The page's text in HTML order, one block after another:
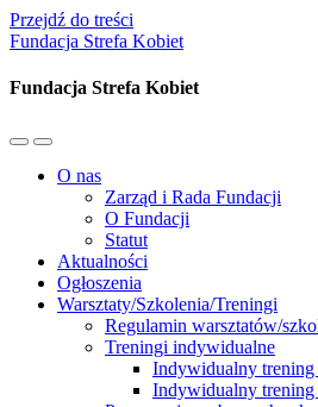
Przejdź do treści
Fundacja Strefa Kobiet
Fundacja Strefa Kobiet
Przełącz
mobilne
Przełącz
pole
wyszukiwania
O nas
Zarząd i Rada Fundacji
O Fundacji
Statut
Aktualności
Ogłoszenia
Warsztaty/Szkolenia/Treningi
Regulamin warsztatów/
Treningi indywidualne
Indywidualny trening
Indywidualny trening